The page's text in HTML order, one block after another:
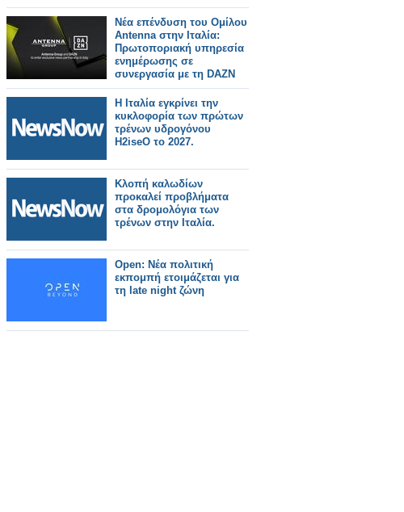
Νέα επένδυση του Ομίλου
Antenna στην Ιταλία:
Πρωτοποριακή υπηρεσία
ενημέρωσης σε
συνεργασία με τη DAZΝ
Η Ιταλία εγκρίνει την
κυκλοφορία των πρώτων
τρένων υδρογόνου
H2iseO το 2027.
Κλοπή καλωδίων
προκαλεί προβλήματα
στα δρομολόγια των
τρένων στην Ιταλία.
Open: Νέα πολιτική
εκπομπή ετοιμάζεται για
τη late night ζώνη